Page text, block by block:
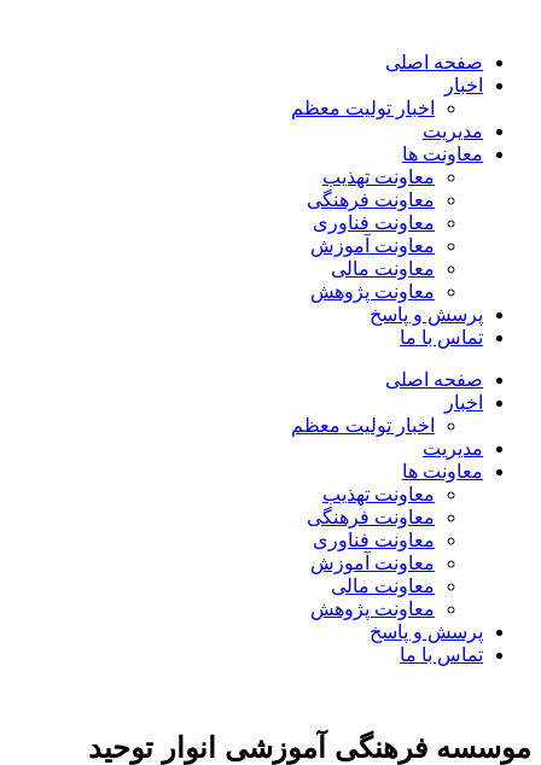
محتوا
صفحه اصلی
اخبار
اخبار تولیت معظم
مدیریت
معاونت ها
معاونت تهذیب
معاونت فرهنگی
معاونت فناوری
معاونت آموزش
معاونت مالی
معاونت پژوهش
پرسش و پاسخ
تماس با ما
صفحه اصلی
اخبار
اخبار تولیت معظم
مدیریت
معاونت ها
معاونت تهذیب
معاونت فرهنگی
معاونت فناوری
معاونت آموزش
معاونت مالی
معاونت پژوهش
پرسش و پاسخ
تماس با ما
موسسه فرهنگی آموزشی انوار توحید